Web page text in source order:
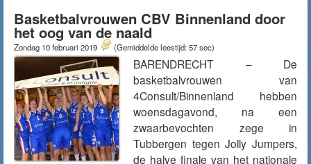
Basketbalvrouwen CBV Binnenland door
het oog van de naald
Zondag 10 februari 2019 (Gemiddelde leestijd: 57 sec)
BARENDRECHT – De
basketbalvrouwen van
4Consult/Binnenland hebben
woensdagavond, na een
zwaarbevochten zege in
Tubbergen tegen Jolly Jumpers,
de halve finale van het nationale